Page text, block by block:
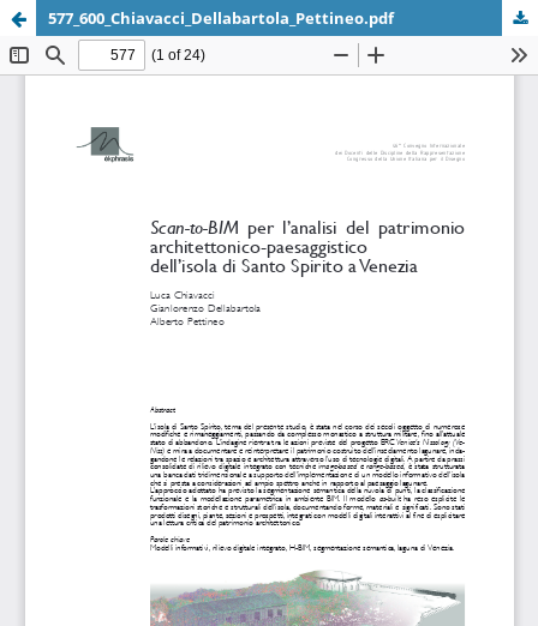
577_600_Chiavacci_Dellabartola_Pettineo.pdf